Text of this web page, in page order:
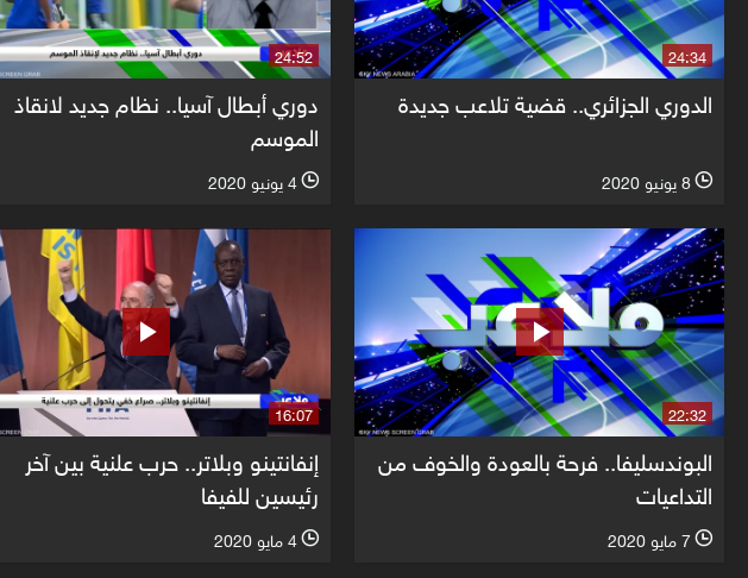
24:34
الدوري الجزائري.. قضية تلاعب جديدة
24:52
دوري أبطال آسيا.. نظام جديد لانقاذ
الموسم
22:32
البوندسليفا.. فرحة بالعودة والخوف من
التداعيات
16:07
إنفانتينو وبلاتر.. حرب علنية بين آخر
رئيسين للفيفا